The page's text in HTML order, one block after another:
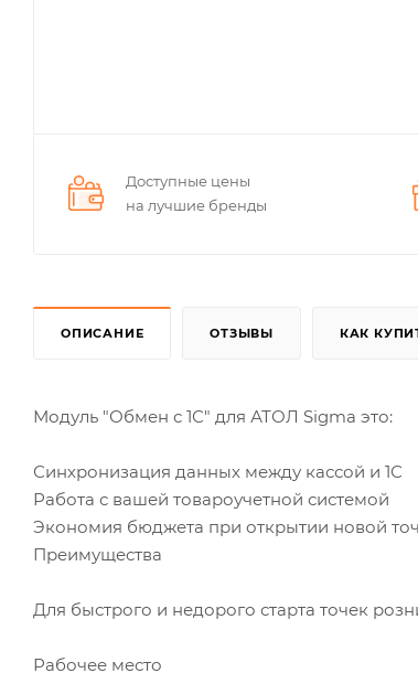
Доступные цены
на лучшие бренды
ОПИСАНИЕ ОТЗЫВЫ КАК
Модуль "Обмен с 1С" для АТОЛ Sigma это:
Синхронизация данных между кассой и 1С
Работа с вашей товароучетной системой
Экономия бюджета при открытии новой
Преимущества
Для быстрого и недорого старта точек
Рабочее место